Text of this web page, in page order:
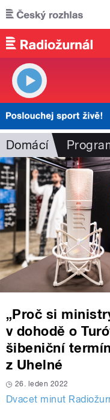
Přejít k hlavnímu obsahu
Domácí
„Proč si
v dohodě o
šibeniční
z Uhelné
26. leden 2022
Dvacet minut